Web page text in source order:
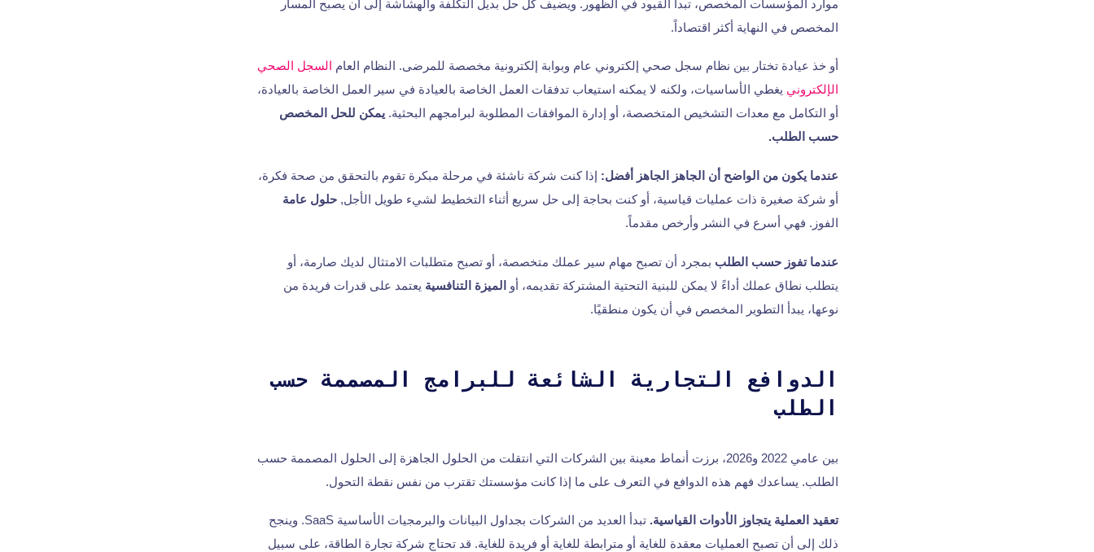
موارد المؤسسات المخصص، تبدأ القيود في الظهور. ويضيف كل حل بديل التكلفة والهشاشة إلى أن يصبح المسار
المخصص في النهاية أكثر اقتصاداً.
أو خذ عيادة تختار بين نظام سجل صحي إلكتروني عام وبوابة إلكترونية مخصصة للمرضى. النظام العام السجل الصحي
الإلكتروني يغطي الأساسيات، ولكنه لا يمكنه استيعاب تدفقات العمل الخاصة بالعيادة في سير العمل الخاصة بالعيادة،
أو التكامل مع معدات التشخيص المتخصصة، أو إدارة الموافقات المطلوبة لبرامجهم البحثية. يمكن للحل المخصص
حسب الطلب.
عندما يكون من الواضح أن الجاهز الجاهز أفضل: إذا كنت شركة ناشئة في مرحلة مبكرة تقوم بالتحقق من صحة فكرة،
أو شركة صغيرة ذات عمليات قياسية، أو كنت بحاجة إلى حل سريع أثناء التخطيط لشيء طويل الأجل, حلول عامة
الفوز. فهي أسرع في النشر وأرخص مقدماً.
عندما تفوز حسب الطلب بمجرد أن تصبح مهام سير عملك متخصصة، أو تصبح متطلبات الامتثال لديك صارمة، أو
يتطلب نطاق عملك أداءً لا يمكن للبنية التحتية المشتركة تقديمه، أو الميزة التنافسية يعتمد على قدرات فريدة من
نوعها، يبدأ التطوير المخصص في أن يكون منطقيًا.
الدوافع التجارية الشائعة للبرامج المصممة حسب
الطلب
بين عامي 2022 و2026، برزت أنماط معينة بين الشركات التي انتقلت من الحلول الجاهزة إلى الحلول المصممة حسب
الطلب. يساعدك فهم هذه الدوافع في التعرف على ما إذا كانت مؤسستك تقترب من نفس نقطة التحول.
تعقيد العملية يتجاوز الأدوات القياسية.
تبدأ العديد من الشركات بجداول البيانات والبرمجيات الأساسية SaaS. وينجح
ذلك إلى أن تصبح العمليات معقدة للغاية أو مترابطة للغاية أو فريدة للغاية. قد تحتاج شركة تجارة الطاقة، على سبيل